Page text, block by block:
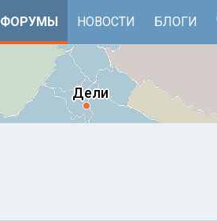
ФОРУМЫ НОВОСТИ БЛОГИ